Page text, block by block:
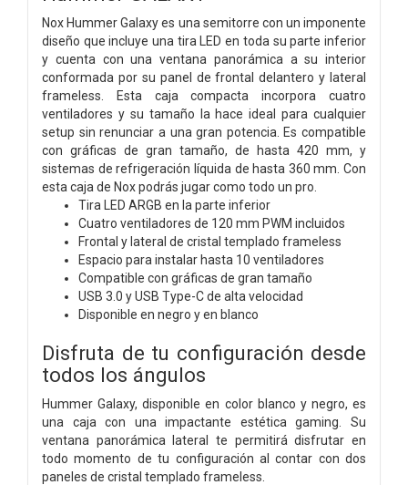
Nox Hummer Galaxy es una semitorre con un imponente
diseño que incluye una tira LED en toda su parte inferior
y cuenta con una ventana panorámica a su interior
conformada por su panel de frontal delantero y lateral
frameless. Esta caja compacta incorpora cuatro
ventiladores y su tamaño la hace ideal para cualquier
setup sin renunciar a una gran potencia. Es compatible
con gráficas de gran tamaño, de hasta 420 mm, y
sistemas de refrigeración líquida de hasta 360 mm. Con
esta caja de Nox podrás jugar como todo un pro.
Tira LED ARGB en la parte inferior
Cuatro ventiladores de 120 mm PWM incluidos
Frontal y lateral de cristal templado frameless
Espacio para instalar hasta 10 ventiladores
Compatible con gráficas de gran tamaño
USB 3.0 y USB Type-C de alta velocidad
Disponible en negro y en blanco
Disfruta de tu configuración desde
todos los ángulos
Hummer Galaxy, disponible en color blanco y negro, es
una caja con una impactante estética gaming. Su
ventana panorámica lateral te permitirá disfrutar en
todo momento de tu configuración al contar con dos
paneles de cristal templado frameless.